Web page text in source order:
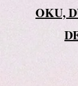
OKU,